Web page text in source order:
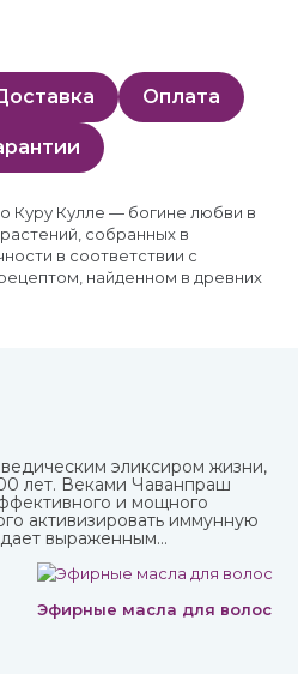
Оплата
Куру Кулле — богине любви в
собранных в
в соответствии с
найденном в древних
эликсиром жизни,
лет. Веками Чаванпраш
и мощного
активизировать иммунную
выраженным
восстанавливает
функций. Его
комплекс для борьбы со
Рекомендован
Эфирные масла для волос